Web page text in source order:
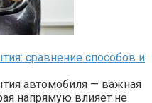
сравнение способов и
автомобиля — важная
напрямую влияет не